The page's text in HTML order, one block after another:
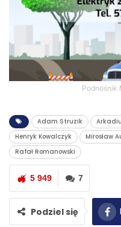
Podnośnik
Adam Struzik
Henryk Kowalczyk
Mirosław
Rafał Romanowski
7
5 949
Podziel się